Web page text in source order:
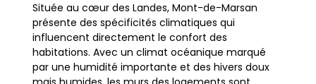
Située au cœur des Landes, Mont-de-Marsan
présente des spécificités climatiques qui
influencent directement le confort des
habitations. Avec un climat océanique marqué
par une humidité importante et des hivers doux